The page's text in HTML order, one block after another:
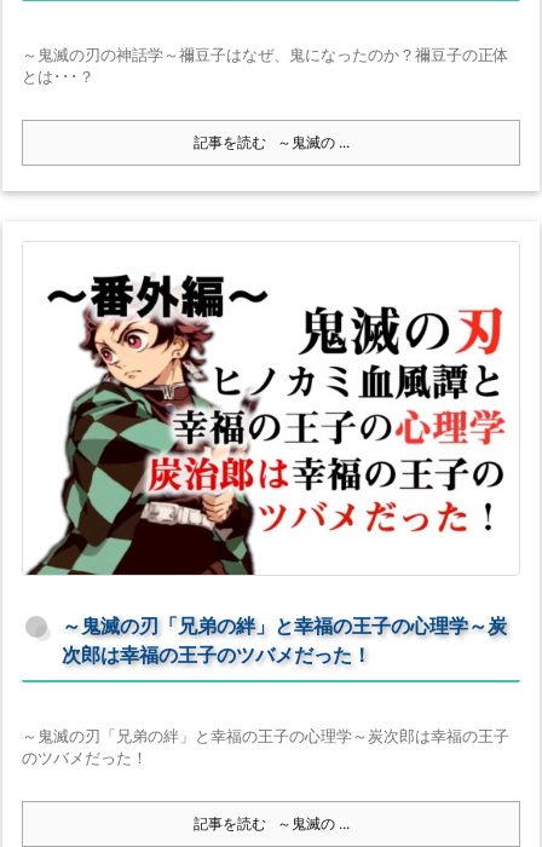
～鬼滅の刃の神話学～禰豆子はなぜ、鬼になったのか？禰豆子の正体
とは･･･？
記事を読む ～鬼滅の ...
～鬼滅の刃「兄弟の絆」と幸福の王子の心理学～炭
次郎は幸福の王子のツバメだった！
～鬼滅の刃「兄弟の絆」と幸福の王子の心理学～炭次郎は幸福の王子
のツバメだった！
記事を読む ～鬼滅の ...